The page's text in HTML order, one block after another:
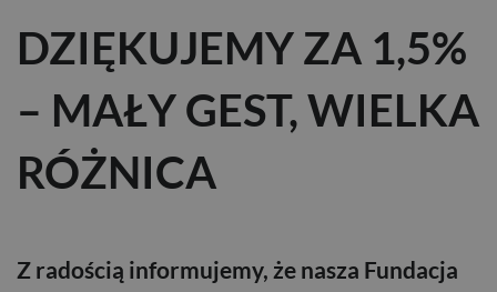
DZIĘKUJEMY ZA 1,5%
– MAŁY GEST, WIELKA
RÓŻNICA
Z radością informujemy, że nasza Fundacja